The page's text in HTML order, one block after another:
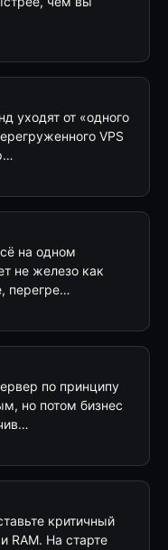
уходят от «одного
VPS
на одном
не железо как
перегре…
по принципу
но потом бизнес
критичный
RAM. На старте